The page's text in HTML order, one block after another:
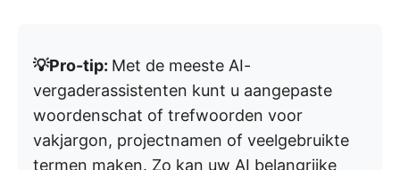
💡Pro-tip: Met de meeste AI-
vergaderassistenten kunt u aangepaste
woordenschat of trefwoorden voor
vakjargon, projectnamen of veelgebruikte
termen maken. Zo kan uw AI belangrijke